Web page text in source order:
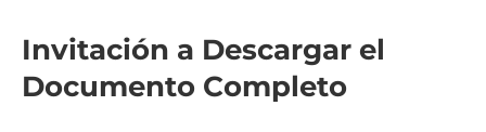
Invitación a Descargar el
Documento Completo